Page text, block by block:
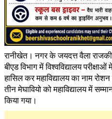
रानीखेत। नगर के जयदत्त वैला
बीएड विभाग में विश्वविद्यालय
हासिल कर महाविद्यालय का नाम
तीन मेघावियो को महाविद्यालय में
किया गया।